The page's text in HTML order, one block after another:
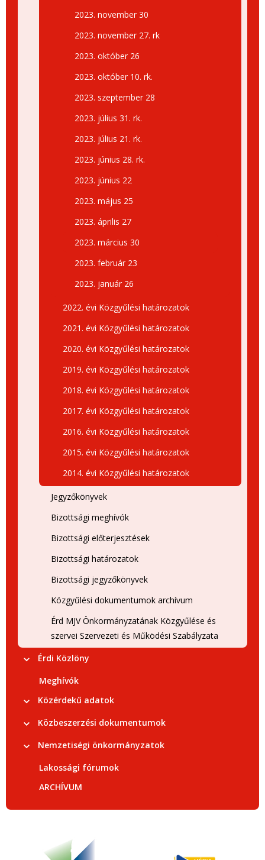
2023. november 30
2023. november 27. rk
2023. október 26
2023. október 10. rk.
2023. szeptember 28
2023. július 31. rk.
2023. július 21. rk.
2023. június 28. rk.
2023. június 22
2023. május 25
2023. április 27
2023. március 30
2023. február 23
2023. január 26
2022. évi Közgyűlési határozatok
2021. évi Közgyűlési határozatok
2020. évi Közgyűlési határozatok
2019. évi Közgyűlési határozatok
2018. évi Közgyűlési határozatok
2017. évi Közgyűlési határozatok
2016. évi Közgyűlési határozatok
2015. évi Közgyűlési határozatok
2014. évi Közgyűlési határozatok
Jegyzőkönyvek
Bizottsági meghívók
Bizottsági előterjesztések
Bizottsági határozatok
Bizottsági jegyzőkönyvek
Közgyűlési dokumentumok archívum
Érd MJV Önkormányzatának Közgyűlése és
szervei Szervezeti és Működési Szabályzata
Érdi Közlöny
Meghívók
Közérdekű adatok
Közbeszerzési dokumentumok
Nemzetiségi önkormányzatok
Lakossági fórumok
ARCHÍVUM